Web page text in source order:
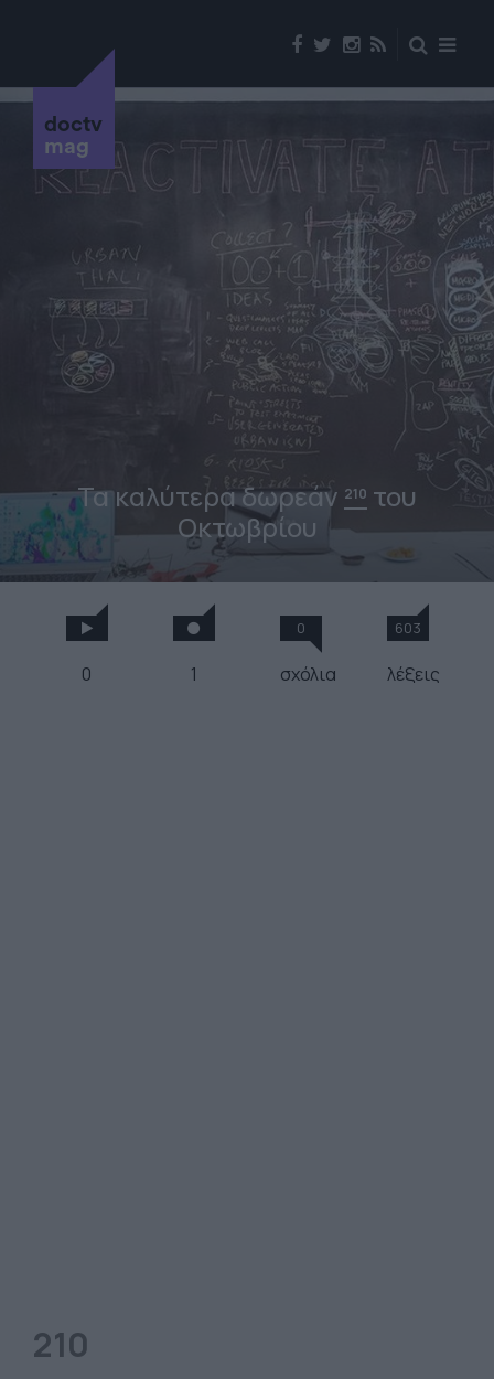
doctv
mag
Τα καλύτερα δωρεάν 210 του
Οκτωβρίου
0 1
0
σχόλια
603
λέξεις
210